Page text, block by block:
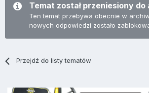
Temat został przeniesiony
Ten temat przebywa obecnie w
nowych odpowiedzi zostało
Przejdź do listy tematów